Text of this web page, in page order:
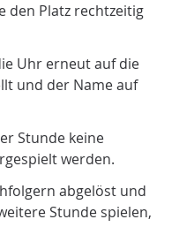
den Platz rechtzeitig
Uhr erneut auf die
und der Name auf
Stunde keine
werden.
abgelöst und
Stunde spielen,